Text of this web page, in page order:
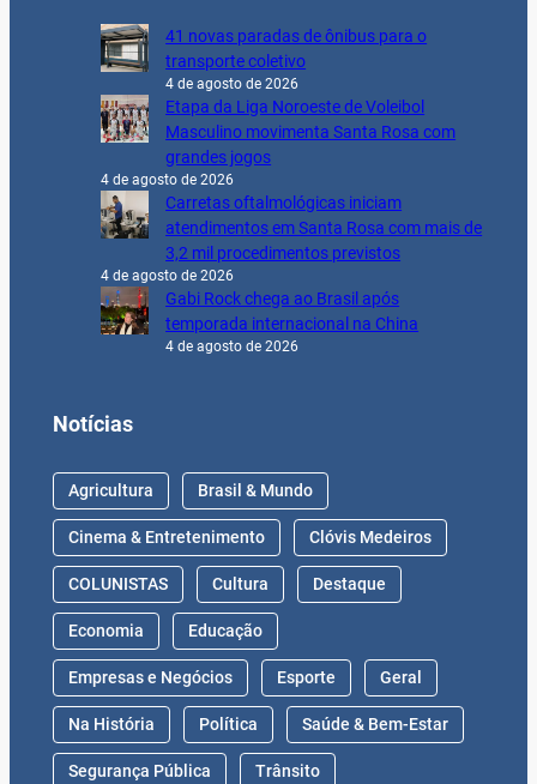
41 novas paradas de ônibus para o
transporte coletivo
4 de agosto de 2026
Etapa da Liga Noroeste de Voleibol
Masculino movimenta Santa Rosa com
grandes jogos
4 de agosto de 2026
Carretas oftalmológicas iniciam
atendimentos em Santa Rosa com mais de
3,2 mil procedimentos previstos
4 de agosto de 2026
Gabi Rock chega ao Brasil após
temporada internacional na China
4 de agosto de 2026
Notícias
Agricultura Brasil & Mundo
Cinema & Entretenimento Clóvis Medeiros
COLUNISTAS Cultura Destaque
Economia Educação
Empresas e Negócios Esporte Geral
Na História Política Saúde & Bem-Estar
Segurança Pública Trânsito